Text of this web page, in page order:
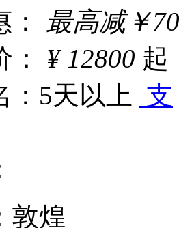
最高减￥
¥ 12800 起
5天以上
支
敦煌